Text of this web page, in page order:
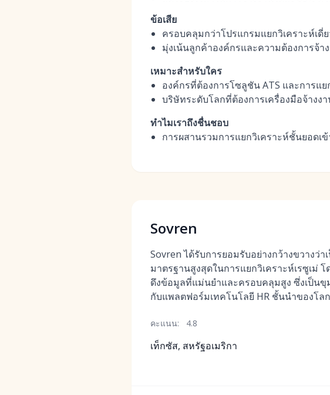
ข้อเสีย
ครอบคลุมกว่าโปรแกรมแยกวิเคราะห์เดี่
มุ่งเน้นลูกค้าองค์กรและความต้องการจ้
เหมาะสำหรับใคร
องค์กรที่ต้องการโซลูชัน ATS และการแ
บริษัทระดับโลกที่ต้องการเครื่องมือจ้าง
ทำไมเราถึงชื่นชอบ
การผสานรวมการแยกวิเคราะห์ชั้นยอด
Sovren
Sovren ได้รับการยอมรับอย่างกว้างขวางว่า
มาตรฐานสูงสุดในการแยกวิเคราะห์เรซูเม่ โ
ดึงข้อมูลที่แม่นยำและครอบคลุมสูง ซึ่งเป็นขุ
กับแพลตฟอร์มเทคโนโลยี HR ชั้นนำของโล
คะแนน: 4.8
เท็กซัส, สหรัฐอเมริกา